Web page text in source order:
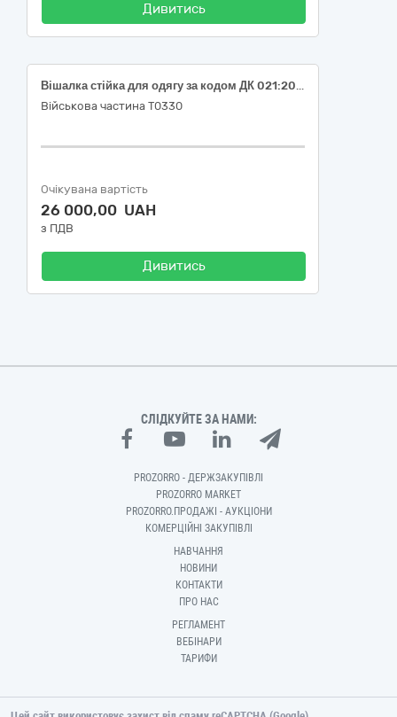
Дивитись
Вішалка стійка для одягу за кодом ДК 021:2015:30190000-7 «Офісне устаткування та приладдя різне»
Військова частина Т0330
Очікувана вартість
26 000,00 UAH
з ПДВ
Дивитись
СЛІДКУЙТЕ ЗА НАМИ:
PROZORRO - ДЕРЖЗАКУПІВЛІ
PROZORRO MARKET
PROZORRO.ПРОДАЖІ - АУКЦІОНИ
КОМЕРЦІЙНІ ЗАКУПІВЛІ
НАВЧАННЯ
НОВИНИ
КОНТАКТИ
ПРО НАС
РЕГЛАМЕНТ
ВЕБІНАРИ
ТАРИФИ